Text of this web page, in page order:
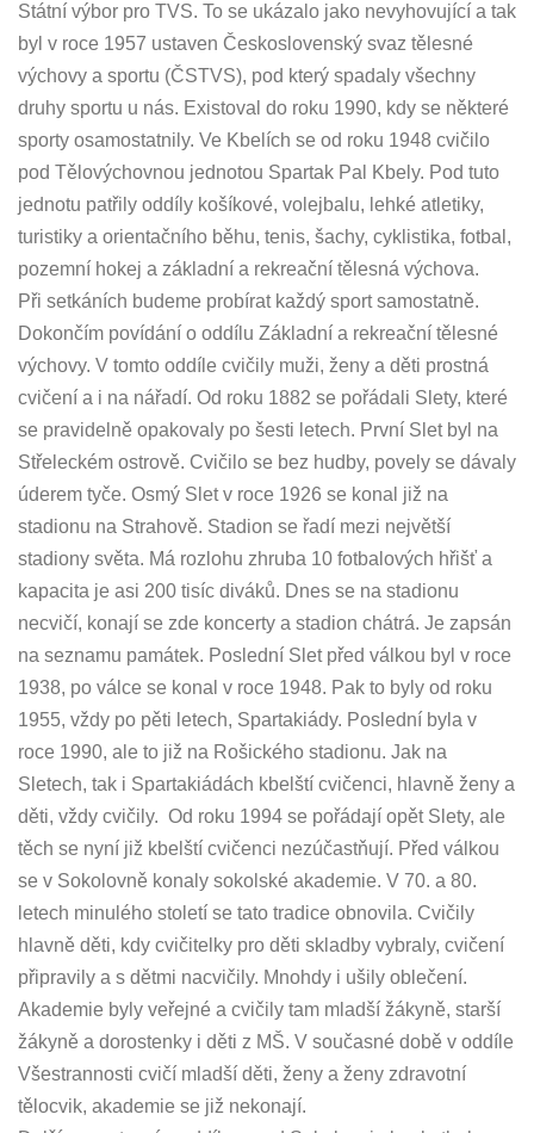
Státní výbor pro TVS. To se ukázalo jako nevyhovující a tak
byl v roce 1957 ustaven Československý svaz tělesné
výchovy a sportu (ČSTVS), pod který spadaly všechny
druhy sportu u nás. Existoval do roku 1990, kdy se některé
sporty osamostatnily. Ve Kbelích se od roku 1948 cvičilo
pod Tělovýchovnou jednotou Spartak Pal Kbely. Pod tuto
jednotu patřily oddíly košíkové, volejbalu, lehké atletiky,
turistiky a orientačního běhu, tenis, šachy, cyklistika, fotbal,
pozemní hokej a základní a rekreační tělesná výchova.
Při setkáních budeme probírat každý sport samostatně.
Dokončím povídání o oddílu Základní a rekreační tělesné
výchovy. V tomto oddíle cvičily muži, ženy a děti prostná
cvičení a i na nářadí. Od roku 1882 se pořádali Slety, které
se pravidelně opakovaly po šesti letech. První Slet byl na
Střeleckém ostrově. Cvičilo se bez hudby, povely se dávaly
úderem tyče. Osmý Slet v roce 1926 se konal již na
stadionu na Strahově. Stadion se řadí mezi největší
stadiony světa. Má rozlohu zhruba 10 fotbalových hřišť a
kapacita je asi 200 tisíc diváků. Dnes se na stadionu
necvičí, konají se zde koncerty a stadion chátrá. Je zapsán
na seznamu památek. Poslední Slet před válkou byl v roce
1938, po válce se konal v roce 1948. Pak to byly od roku
1955, vždy po pěti letech, Spartakiády. Poslední byla v
roce 1990, ale to již na Rošického stadionu. Jak na
Sletech, tak i Spartakiádách kbelští cvičenci, hlavně ženy a
děti, vždy cvičily. Od roku 1994 se pořádají opět Slety, ale
těch se nyní již kbelští cvičenci nezúčastňují. Před válkou
se v Sokolovně konaly sokolské akademie. V 70. a 80.
letech minulého století se tato tradice obnovila. Cvičily
hlavně děti, kdy cvičitelky pro děti skladby vybraly, cvičení
připravily a s dětmi nacvičily. Mnohdy i ušily oblečení.
Akademie byly veřejné a cvičily tam mladší žákyně, starší
žákyně a dorostenky i děti z MŠ. V současné době v oddíle
Všestrannosti cvičí mladší děti, ženy a ženy zdravotní
tělocvik, akademie se již nekonají.